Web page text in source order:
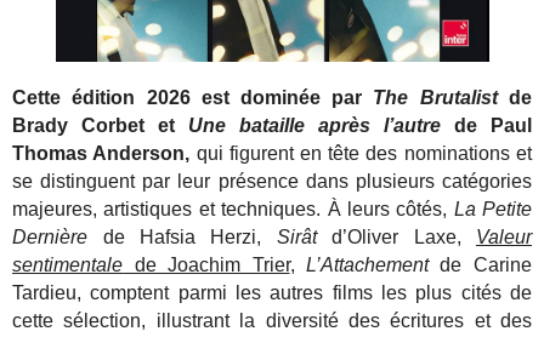
Cette édition 2026 est dominée par The Brutalist de
Brady Corbet et Une bataille après l’autrede Paul
Thomas Anderson, qui figurent en tête des nominations et
se distinguent par leur présence dans plusieurs catégories
majeures, artistiques et techniques. À leurs côtés, La Petite
Dernière de Hafsia Herzi, Sirâtd’Oliver Laxe, Valeur
sentimentale de Joachim Trier, L’Attachementde Carine
Tardieu, comptent parmi les autres films les plus cités de
cette sélection, illustrant la diversité des écritures et des